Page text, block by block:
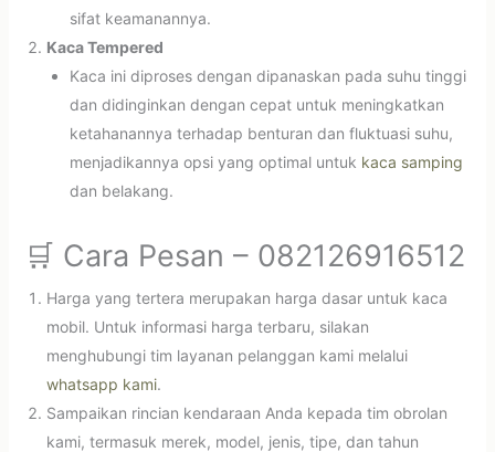
sifat keamanannya.
Kaca Tempered
Kaca ini diproses dengan dipanaskan pada suhu tinggi
dan didinginkan dengan cepat untuk meningkatkan
ketahanannya terhadap benturan dan fluktuasi suhu,
menjadikannya opsi yang optimal untuk kaca samping
dan belakang.
🛒 Cara Pesan – 082126916512
Harga yang tertera merupakan harga dasar untuk kaca
mobil. Untuk informasi harga terbaru, silakan
menghubungi tim layanan pelanggan kami melalui
whatsapp kami.
Sampaikan rincian kendaraan Anda kepada tim obrolan
kami, termasuk merek, model, jenis, tipe, dan tahun